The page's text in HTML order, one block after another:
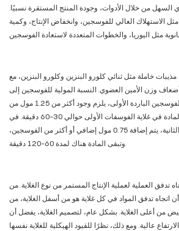
السهل من خلال الأدوات، وجودة المنتج المستقرة نسبيًا.
الاستهلاك العالي للفوسجين، وانخفاض الإنتاج، وكمية
مذيبات خاملة مثل ثنائي كلورو البنزين وكلورو البنزين، مع
مذيب تبلغ 5-10 أضعاف وزن الأمين العضوي. النسبة المولية للفوسجين إلى
الأمين هي 2-3. في غلاية الفوسجين الباردة الأولى، يلزم وجود أكثر من 1.25 مول من
الفوسجين. تتراوح مدة بقاء المادة في غلاية الفوسفات الأولى حوالي 30-60 دقيقة. في
غلاية الفوسجين الساخنة الثانية، يتم إضافة 0.75 مول إضافي أو أكثر من الفوسجين،
وتبقى المادة هناك لمدة 60-120 دقيقة.
تدفق العملية لعملية الإنتاج المستمر من نوع الغلاية. من
اتجاه تدفق المواد في كل غلاية هو من أسفل الغلاية، من
من أعلى الغلاية. بشكل عام، لتصميم الغلاية، يفضل أن
عالية. ومع ذلك، نظرًا للقيود الهيكلية للغلاية نفسها